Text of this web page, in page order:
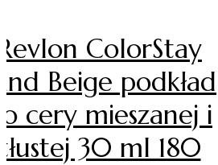
ColorStay
Beige podkład
cery mieszanej i
30 ml 180